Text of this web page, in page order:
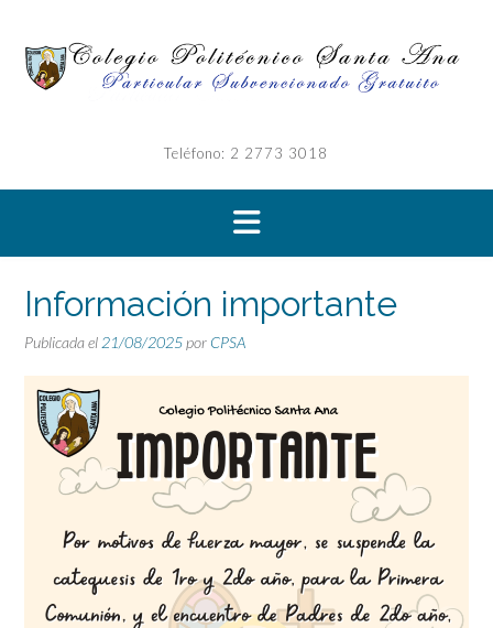
contenido
Teléfono: 2 2773 3018
Información importante
Publicada el21/08/2025por CPSA